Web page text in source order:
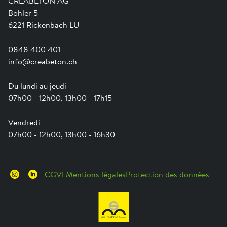
wegleitung-verlegemuster.pdf »
j0000-versetzhinweise.pdf »
Bohler 5
6221 Rickenbach LU
0848 400 401
info@creabeton.ch
Du lundi au jeudi
07h00 - 12h00, 13h00 - 17h15
-
Vendredi
07h00 - 12h00, 13h00 - 16h30
Guide pratique pour la mise en oeuvre
Newsletter
Swissness
Ville-éponge
CGVLMentions légalesProtection des données